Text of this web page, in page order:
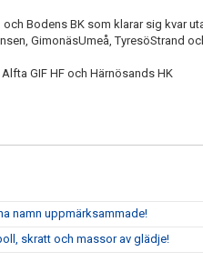
Bodens BK som klarar sig kvar
GimonäsUmeå, TyresöStrand
GIF HF och Härnösands HK
namn uppmärksammade!
skratt och massor av glädje!